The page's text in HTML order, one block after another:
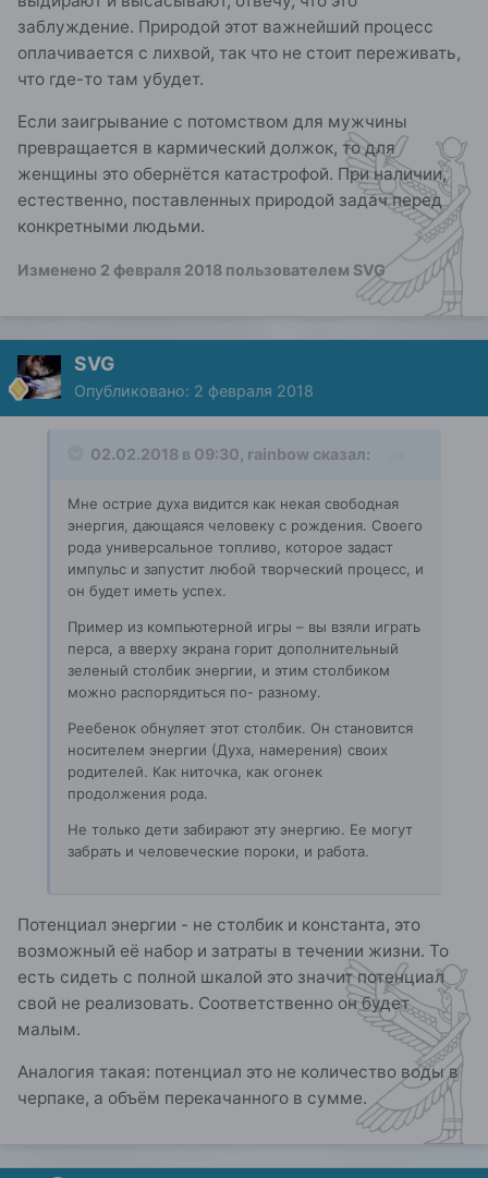
заблуждение. Природой этот важнейший процесс
оплачивается с лихвой, так что не стоит переживать,
что где-то там убудет.
Если заигрывание с потомством для мужчины
превращается в кармический должок, то для
женщины это обернётся катастрофой. При наличии,
естественно, поставленных природой задач перед
конкретными людьми.
Изменено 2 февраля 2018 пользователем SVG
SVG
Опубликовано: 2 февраля 2018
02.02.2018 в 09:30, rainbow сказал:
Мне острие духа видится как некая свободная
энергия, дающаяся человеку с рождения. Своего
рода универсальное топливо, которое задаст
импульс и запустит любой творческий процесс, и
он будет иметь успех.
Пример из компьютерной игры – вы взяли играть
перса, а вверху экрана горит дополнительный
зеленый столбик энергии, и этим столбиком
можно распорядиться по- разному.
Реебенок обнуляет этот столбик. Он становится
носителем энергии (Духа, намерения) своих
родителей. Как ниточка, как огонек
продолжения рода.
Не только дети забирают эту энергию. Ее могут
забрать и человеческие пороки, и работа.
Потенциал энергии - не столбик и константа, это
возможный её набор и затраты в течении жизни. То
есть сидеть с полной шкалой это значит потенциал
свой не реализовать. Соответственно он будет
малым.
Аналогия такая: потенциал это не количество воды в
черпаке, а объём перекачанного в сумме.